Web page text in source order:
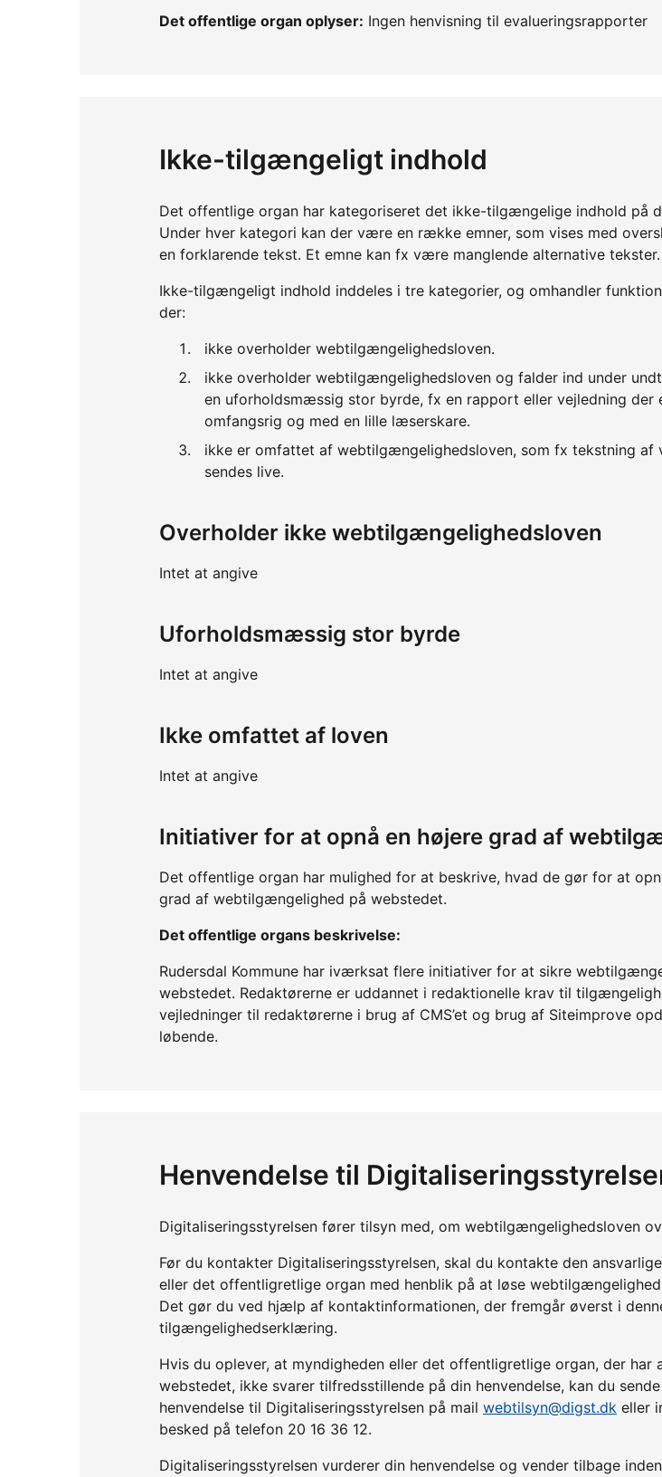
Det offentlige organ oplyser: Ingen henvisning til evalueringsrapporter
Ikke-tilgængeligt indhold
Det offentlige organ har kategoriseret det ikke-tilgængelige indhold på
Under hver kategori kan der være en række emner, som vises med
en forklarende tekst. Et emne kan fx være manglende alternative tekster.
Ikke-tilgængeligt indhold inddeles i tre kategorier, og omhandler
der:
ikke overholder webtilgængelighedsloven.
ikke overholder webtilgængelighedsloven og falder ind under
en uforholdsmæssig stor byrde, fx en rapport eller vejledning der
omfangsrig og med en lille læserskare.
ikke er omfattet af webtilgængelighedsloven, som fx tekstning af
sendes live.
Overholder ikke webtilgængelighedsloven
Intet at angive
Uforholdsmæssig stor byrde
Intet at angive
Ikke omfattet af loven
Intet at angive
Initiativer for at opnå en højere grad af
Det offentlige organ har mulighed for at beskrive, hvad de gør for at
grad af webtilgængelighed på webstedet.
Det offentlige organs beskrivelse:
Rudersdal Kommune har iværksat flere initiativer for at sikre
webstedet. Redaktørerne er uddannet i redaktionelle krav til
vejledninger til redaktørerne i brug af CMS’et og brug af Siteimprove
løbende.
Henvendelse til
Digitaliseringsstyrelsen fører tilsyn med, om webtilgængelighedsloven
Før du kontakter Digitaliseringsstyrelsen, skal du kontakte den
eller det offentligretlige organ med henblik på at løse
Det gør du ved hjælp af kontaktinformationen, der fremgår øverst i
tilgængelighedserklæring.
Hvis du oplever, at myndigheden eller det offentligretlige organ, der har
webstedet, ikke svarer tilfredsstillende på din henvendelse, kan du
henvendelse til Digitaliseringsstyrelsen på mail webtilsyn@digst.dk eller
besked på telefon 20 16 36 12.
Digitaliseringsstyrelsen vurderer din henvendelse og vender tilbage